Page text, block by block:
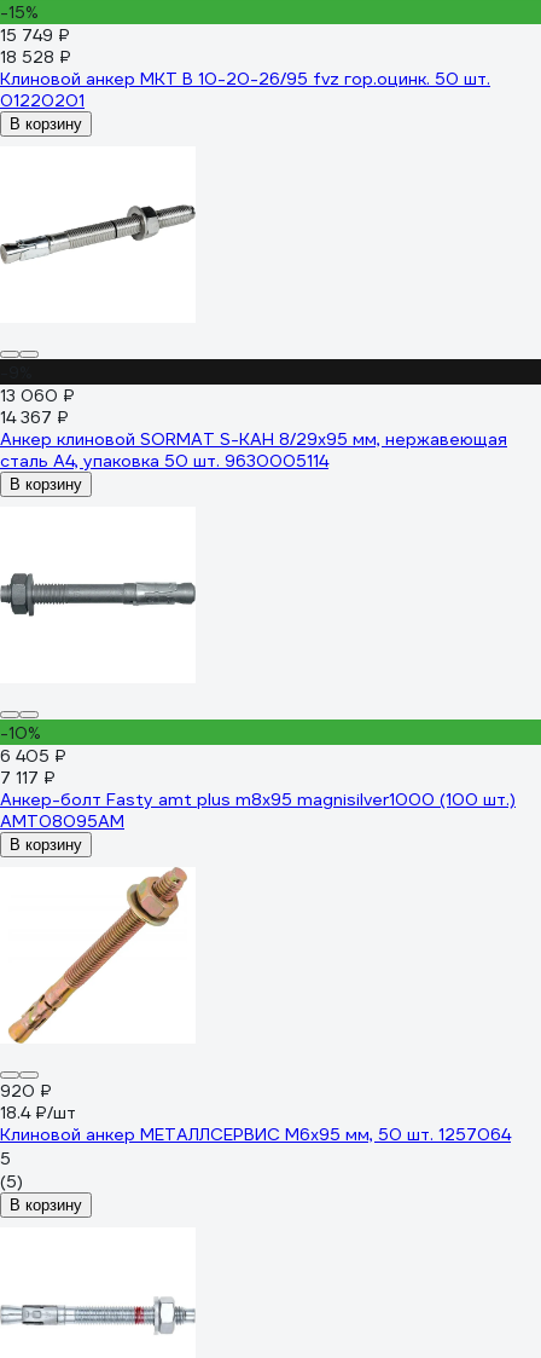
-15%
15 749 ₽
18 528 ₽
Клиновой анкер MKT В 10-20-26/95 fvz гор.оцинк. 50 шт.
01220201
В корзину
13 060 ₽
14 367 ₽
Анкер клиновой SORMAT S-KAH 8/29x95 мм, нержавеющая
сталь А4, упаковка 50 шт. 9630005114
В корзину
-10%
6 405 ₽
7 117 ₽
Анкер-болт Fasty amt plus m8x95 magnisilver1000 (100 шт.)
AMT08095AM
В корзину
920 ₽
18.4 ₽/шт
Клиновой анкер МЕТАЛЛСЕРВИС М6x95 мм, 50 шт. 1257064
5
(5)
В корзину